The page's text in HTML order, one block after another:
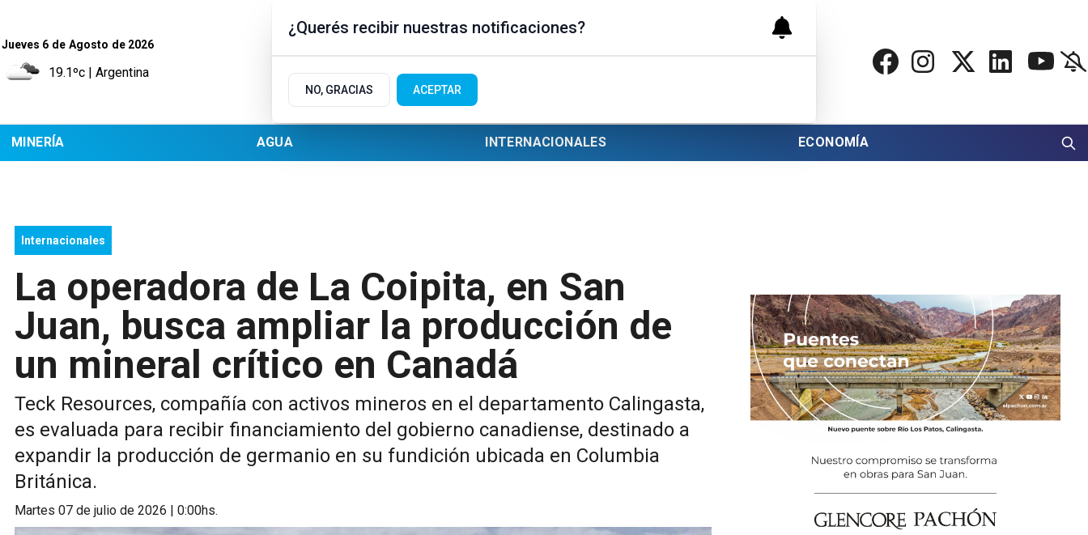
Jueves 6 de Agosto de 2026
19.1ºc | Argentina
MINERÍA AGUA INTERNACIONALES ECONOMÍA
Internacionales
La operadora de La Coipita, en San
Juan, busca ampliar la producción de
un mineral crítico en Canadá
Teck Resources, compañía con activos mineros en el departamento Calingasta,
es evaluada para recibir financiamiento del gobierno canadiense, destinado a
expandir la producción de germanio en su fundición ubicada en Columbia
Británica.
martes 07 de julio de 2026 | 0:00hs.
¿Querés recibir nuestras notificaciones?
NO, GRACIAS ACEPTAR